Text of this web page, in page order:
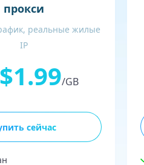
прокси
реальные жилые
IP
$1.99/GB
сейчас